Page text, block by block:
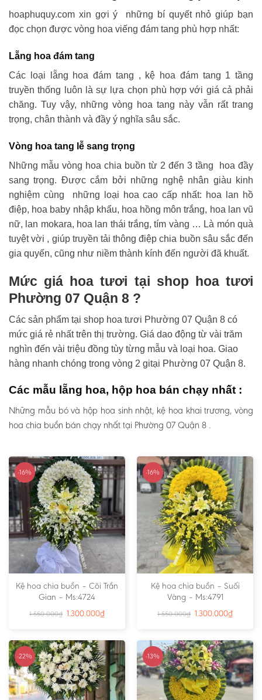
hoaphuquy.com xin gợi ý những bí quyết nhỏ giúp bạn
đọc chọn được vòng hoa viếng đám tang phù hợp nhất:
Lẵng hoa đám tang
Các loại lẵng hoa đám tang , kệ hoa đám tang 1 tầng
truyền thống luôn là sự lựa chọn phù hợp với giá cả phải
chăng. Tuy vậy, những vòng hoa tang này vẫn rất trang
trọng, chân thành và đầy ý nghĩa sâu sắc.
Vòng hoa tang lễ sang trọng
Những mẫu vòng hoa chia buồn từ 2 đến 3 tầng hoa đầy
sang trọng. Được cắm bởi những nghệ nhân giàu kinh
nghiệm cùng những loại hoa cao cấp nhất: hoa lan hồ
điệp, hoa baby nhập khẩu, hoa hồng môn trắng, hoa lan vũ
nữ, lan mokara, hoa lan thái trắng, tím vàng … Là món quà
tuyệt vời , giúp truyền tải thông điệp chia buồn sâu sắc đến
gia quyến, cũng như niềm thành kính đến người đã khuất.
Mức giá hoa tươi tại shop hoa tươi
Phường 07 Quận 8 ?
Các sản phẩm tại shop hoa tươi Phường 07 Quận 8 có
mức giá rẻ nhất trên thị trường. Giá dao động từ vài trăm
nghìn đến vài triệu đồng tùy từng mẫu và loại hoa. Giao
hàng nhanh chóng trong vòng 2 gitại Phường 07 Quận 8.
Các mẫu lẵng hoa, hộp hoa bán chạy nhất :
Những mẫu bó và hộp hoa sinh nhật, kệ hoa khai trương, vòng
hoa chia buồn bán chạy nhất tại Phường 07 Quận 8 .
-16%
Kệ hoa chia buồn – Cõi Trần
Gian – Ms:4724
1.550.000₫ 1.300.000₫
-16%
Kệ hoa chia buồn – Suối
Vàng – Ms:4791
1.550.000₫ 1.300.000₫
-22% -13%